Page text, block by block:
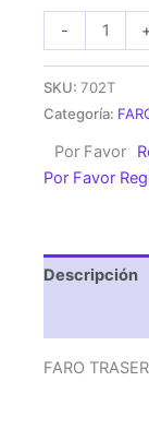
-
TRASERO
UNIDAD
cantidad
SKU: 702T
Categoría:
Por Favor
Por Favor
Descripción
FARO